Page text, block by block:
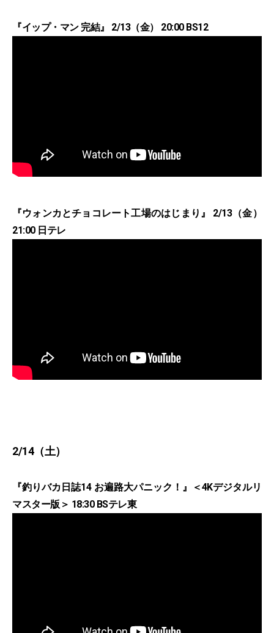
『イップ・マン 完結』 2/13（金） 20:00 BS12
『ウォンカとチョコレート工場のはじまり』 2/13（金）
21:00 日テレ
2/14（土）
『釣りバカ日誌14 お遍路大パニック！』＜4Kデジタルリ
マスター版＞ 18:30 BSテレ東